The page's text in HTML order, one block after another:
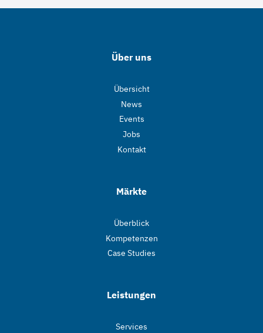
Über uns
Übersicht
News
Events
Jobs
Kontakt
Märkte
Überblick
Kompetenzen
Case Studies
Leistungen
Services